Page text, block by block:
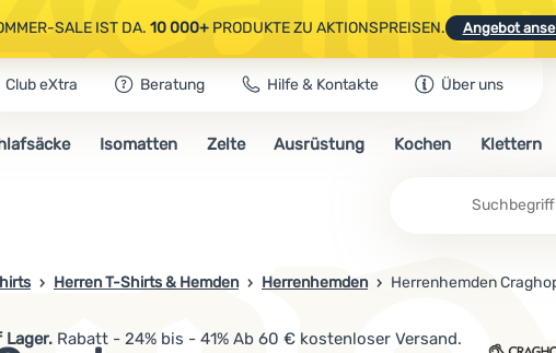
SALE IST DA. 10 000+PRODUKTE ZU AKTIONSPREISEN. Angebot
CAMPING- & WANDERAUSRÜSTUNG.CODE OUT10 NUTZEN.
SALE IST DA.10 000+PRODUKTE ZU AKTIONSPREISEN. Angebot
Club eXtra Beratung Hilfe & Kontakte Über uns
Isomatten Zelte Ausrüstung Kochen Klettern
Herren T-Shirts & Hemden Herrenhemden Herrenhemden
Lager. Rabatt - 24% bis - 41% Ab 60 € kostenloser Versand.